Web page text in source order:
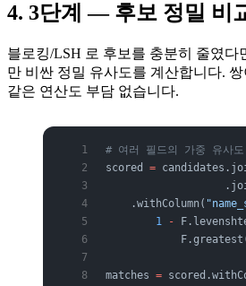
4. 3단계 — 후보 정밀 비
블로킹/LSH 로 후보를 충분히 줄였다
만 비싼 정밀 유사도를 계산합니다. 쌍
같은 연산도 부담 없습니다.
# 여러 필드의 가중 유사
scored =
    .withColumn(
        1
-
matches =